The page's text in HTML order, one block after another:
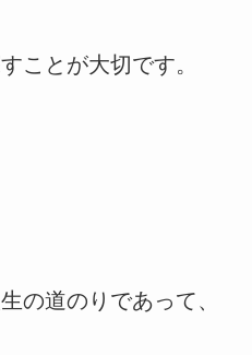
ことが大切です。
の道のりであって、